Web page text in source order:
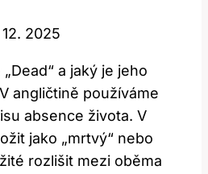
12. 2025
a jaký je jeho
angličtině používáme
absence života. V
jako „mrtvý“ nebo
rozlišit mezi oběma